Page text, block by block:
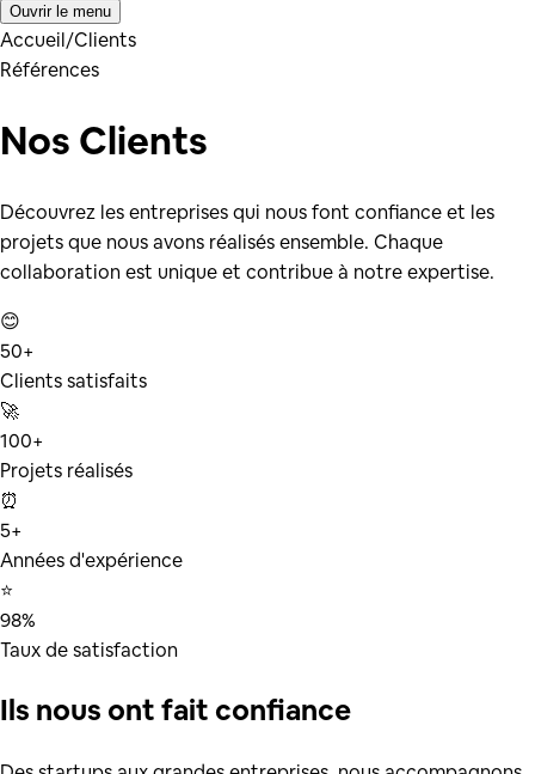
Ouvrir le menu
Accueil/Clients
Références
Nos Clients
Découvrez les entreprises qui nous font confiance et les
projets que nous avons réalisés ensemble. Chaque
collaboration est unique et contribue à notre expertise.
😊
50+
Clients satisfaits
🚀
100+
Projets réalisés
⏰
5+
Années d'expérience
⭐
98%
Taux de satisfaction
Ils nous ont fait confiance